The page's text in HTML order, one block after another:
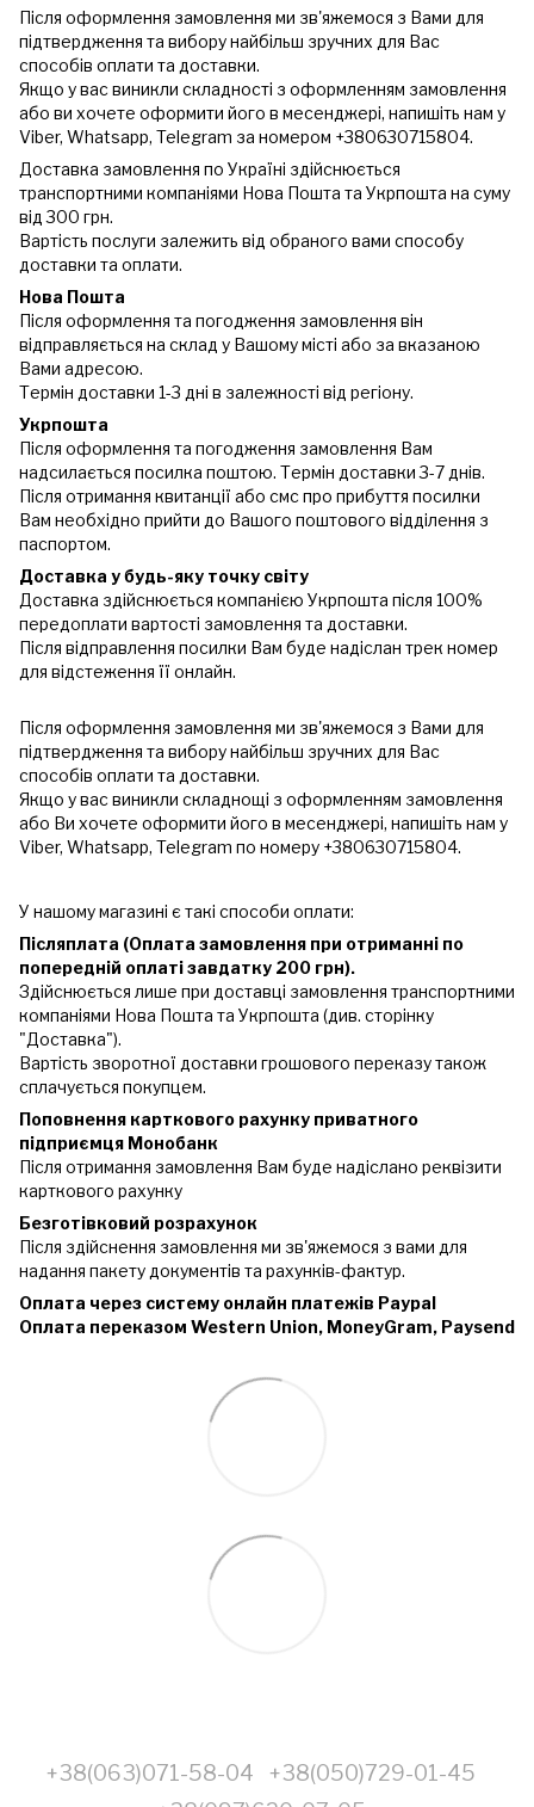
Після оформлення замовлення ми зв'яжемося з Вами для
підтвердження та вибору найбільш зручних для Вас
способів оплати та доставки.
Якщо у вас виникли складності з оформленням замовлення
або ви хочете оформити його в месенджері, напишіть нам у
Viber, Whatsapp, Telegram за номером +380630715804.
Доставка замовлення по Україні здійснюється
транспортними компаніями Нова Пошта та Укрпошта на суму
від 300 грн.
Вартість послуги залежить від обраного вами способу
доставки та оплати.
Нова Пошта
Після оформлення та погодження замовлення він
відправляється на склад у Вашому місті або за вказаною
Вами адресою.
Термін доставки 1-3 дні в залежності від регіону.
Укрпошта
Після оформлення та погодження замовлення Вам
надсилається посилка поштою. Термін доставки 3-7 днів.
Після отримання квитанції або смс про прибуття посилки
Вам необхідно прийти до Вашого поштового відділення з
паспортом.
Доставка у будь-яку точку світу
Доставка здійснюється компанією Укрпошта після 100%
передоплати вартості замовлення та доставки.
Після відправлення посилки Вам буде надіслан трек номер
для відстеження її онлайн.
Після оформлення замовлення ми зв'яжемося з Вами для
підтвердження та вибору найбільш зручних для Вас
способів оплати та доставки.
Якщо у вас виникли складнощі з оформленням замовлення
або Ви хочете оформити його в месенджері, напишіть нам у
Viber, Whatsapp, Telegram по номеру +380630715804.
У нашому магазині є такі способи оплати:
Післяплата (Оплата замовлення при отриманні по
попередній оплаті завдатку 200 грн).
Здійснюється лише при доставці замовлення транспортними
компаніями Нова Пошта та Укрпошта (див. сторінку
"Доставка").
Вартість зворотної доставки грошового переказу також
сплачується покупцем.
Поповнення карткового рахунку приватного
підприємця Монобанк
Після отримання замовлення Вам буде надіслано реквізити
карткового рахунку
Безготівковий розрахунок
Після здійснення замовлення ми зв'яжемося з вами для
надання пакету документів та рахунків-фактур.
Оплата через систему онлайн платежів Paypal
Оплата переказом Western Union, MoneyGram, Paysend
+38(063)071-58-04
+38(050)729-01-45